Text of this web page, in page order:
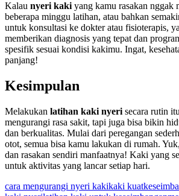
Kalau nyeri kaki yang kamu rasakan nggak
beberapa minggu latihan, atau bahkan
untuk konsultasi ke dokter atau fisioterapis,
memberikan diagnosis yang tepat dan
spesifik sesuai kondisi kakimu. Ingat,
panjang!
Kesimpulan
Melakukan latihan kaki nyeri secara rutin
mengurangi rasa sakit, tapi juga bisa bikin
dan berkualitas. Mulai dari peregangan
otot, semua bisa kamu lakukan di rumah.
dan rasakan sendiri manfaatnya! Kaki yang
untuk aktivitas yang lancar setiap hari.
Tags:
cara mengurangi nyeri kakikaki kuat